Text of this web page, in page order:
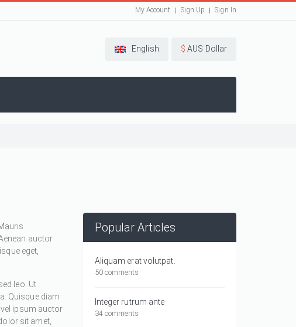
My Account Sign Up Sign In
English $ AUS Dollar
auctor
eget,
leo. Ut
Quisque diam
vel ipsum auctor
sit amet,
Popular Articles
Aliquam erat volutpat.
50 comments
Integer rutrum ante
34 comments